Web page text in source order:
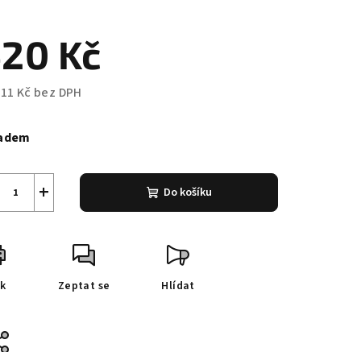
Kč
Kč bez DPH
+ Do košíku
Zeptat se Hlídat